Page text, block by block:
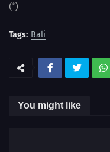
(*)
Tags: Bali
You might like